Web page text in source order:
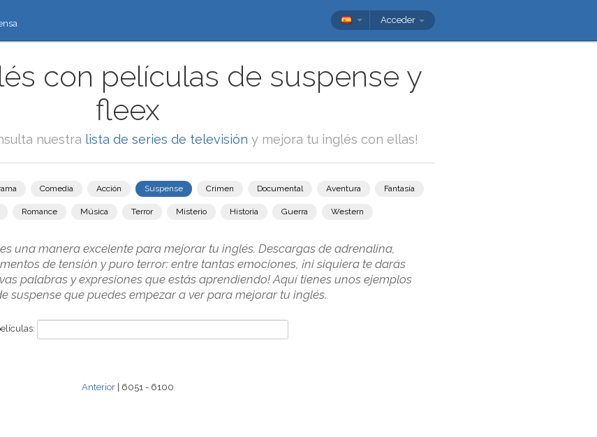
Acceder
con películas de suspense y
fleex
nuestra lista de series de televisión y mejora tu inglés con ellas!
Comedia Acción Suspense Crimen Documental Aventura Fantasía
Romance Música Terror Misterio Historia Guerra Western
una manera excelente para mejorar tu inglés. Descargas de adrenalina,
de tensión y puro terror: entre tantas emociones, ¡ni siquiera te darás
palabras y expresiones que estás aprendiendo! Aquí tienes unos ejemplos
suspense que puedes empezar a ver para mejorar tu inglés.
Anterior | 6051 - 6100